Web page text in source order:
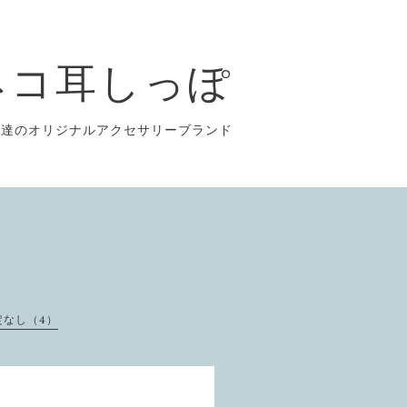
耳しっぽ
のオリジナルアクセサリーブランド
し（4）